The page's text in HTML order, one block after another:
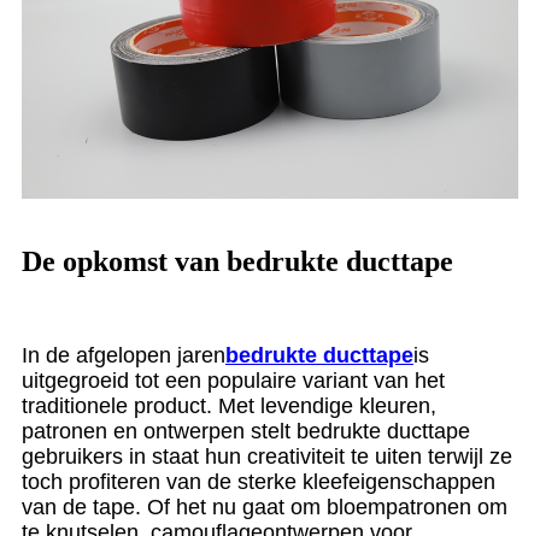
De opkomst van bedrukte ducttape
In de afgelopen jaren bedrukte ducttapeis
uitgegroeid tot een populaire variant van het
traditionele product. Met levendige kleuren,
patronen en ontwerpen stelt bedrukte ducttape
gebruikers in staat hun creativiteit te uiten terwijl ze
toch profiteren van de sterke kleefeigenschappen
van de tape. Of het nu gaat om bloempatronen om